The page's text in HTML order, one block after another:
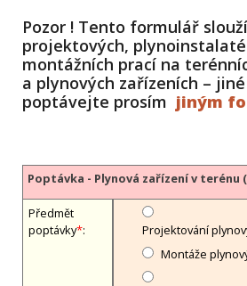
Pozor ! Tento formulář
projektových,
montážních prací na
a plynových zařízeních –
poptávejte prosím jiným
Poptávka - Plynová zařízení v terénu
Předmět
poptávky*:
Projektování
Montáže